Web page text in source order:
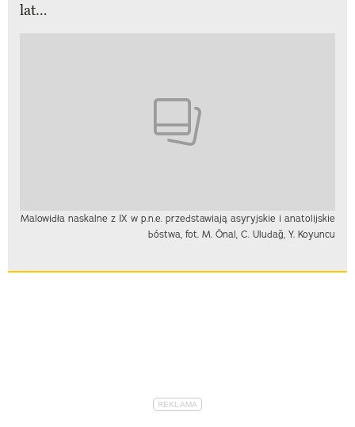
lat…
Malowidła naskalne z IX w p.n.e. przedstawiają asyryjskie i anatolijskie
bóstwa, fot. M. Önal, C. Uludağ, Y. Koyuncu